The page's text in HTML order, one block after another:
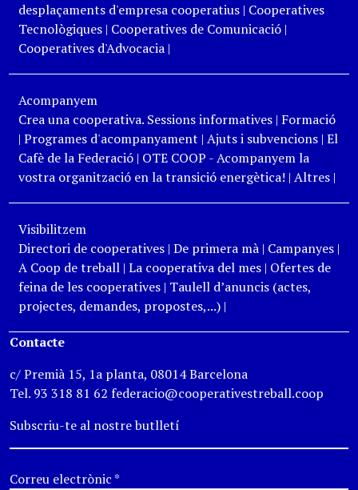
desplaçaments d'empresa cooperatius| Cooperatives
Tecnològiques| Cooperatives de Comunicació|
Cooperatives d'Advocacia|
Acompanyem
Crea una cooperativa. Sessions informatives| Formació
| Programes d'acompanyament | Ajuts i subvencions| El
Cafè de la Federació| OTE COOP - Acompanyem la
vostra organització en la transició energètica! | Altres|
Visibilitzem
Directori de cooperatives| De primera mà| Campanyes|
A Coop de treball| La cooperativa del mes| Ofertes de
feina de les cooperatives| Taulell d’anuncis (actes,
projectes, demandes, propostes,...)|
Contacte
c/ Premià 15, 1a planta, 08014 Barcelona
Tel. 93 318 81 62 federacio@cooperativestreball.coop
Subscriu-te al nostre butlletí
Correu electrònic*